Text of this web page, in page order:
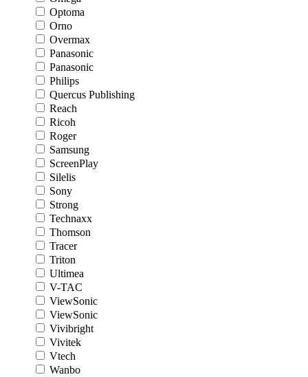
Optoma
Orno
Overmax
Panasonic
Panasonic
Philips
Quercus Publishing
Reach
Ricoh
Roger
Samsung
ScreenPlay
Silelis
Sony
Strong
Technaxx
Thomson
Tracer
Triton
Ultimea
V-TAC
ViewSonic
ViewSonic
Vivibright
Vivitek
Vtech
Wanbo